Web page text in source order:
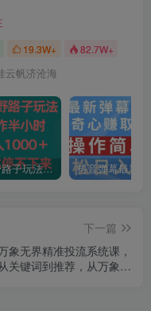
19.3W+ 82.7W+
云帆济沧海
男粉引流野路子玩法，每天操作半小时轻松日入1000＋，流量根本停不下来
下一篇
象无界精准投流系统课，
关键词到推荐，从万象台